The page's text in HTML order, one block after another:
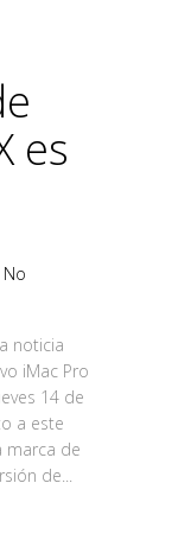
es
No
noticia
iMac Pro
14 de
a este
marca de
de...